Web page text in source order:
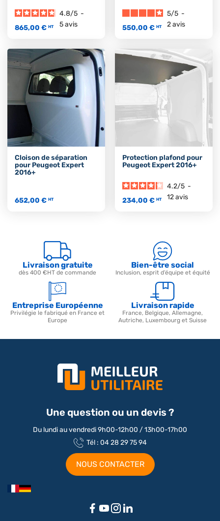
4.8/5 -
5avis
865,00 € HT
5/5 -
2avis
550,00 € HT
Cloison de séparation
pour Peugeot Expert
2016+
652,00 € HT
Protection plafond pour
Peugeot Expert 2016+
4.2/5 -
12avis
234,00 € HT
Livraison gratuite
dès 400 €HT de commande
Bien-être social
Inclusion, esprit d’équipe et équité
Entreprise Européenne
Privilégie le fabriqué en France et
Europe
Livraison rapide
France, Belgique, Allemagne,
Autriche, Luxembourg et Suisse
Une question ou un devis ?
Du lundi au vendredi 9h00-12h00 / 13h00-17h00
Tél : 04 28 29 75 94
NOUS CONTACTER